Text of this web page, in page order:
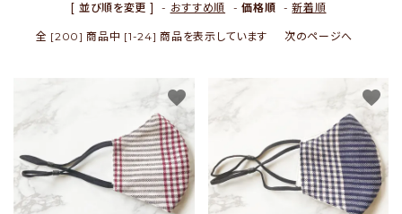
会員ログイン person 新規会員登録
おすすめ商品
新商品
[ 並び順を変更 ] - おすすめ順 -価格順 -新着順
全 [200] 商品中 [1-24] 商品を表示しています 次のページへ
favorite favorite